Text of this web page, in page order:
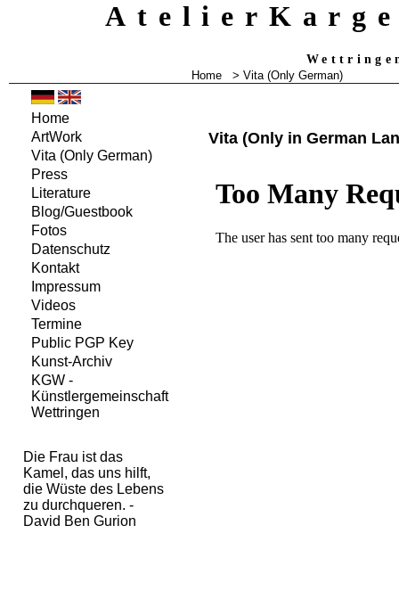
Home > Vita(Only German)
Vita (Only in German
Home
ArtWork
Vita (Only German)
Press
Literature
Blog/Guestbook
Fotos
Datenschutz
Kontakt
Impressum
Videos
Termine
Public PGP Key
Kunst-Archiv
KGW -
Künstlergemeinschaft
Wettringen
Die Frau ist das
Kamel, das uns hilft,
die Wüste des Lebens
zu durchqueren. -
David Ben Gurion